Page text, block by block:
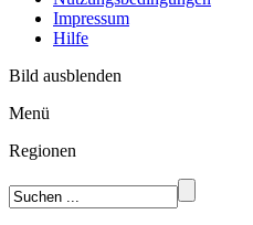
Impressum
Hilfe
Bild ausblenden
Menü
Regionen